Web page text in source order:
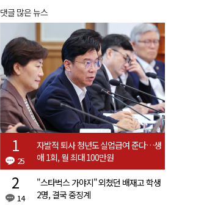
댓글 많은 뉴스
25
자발적 퇴사 청년도 실업급여 준다…생
애 1회, 월 최대 100만원
14
"스타벅스 가야지" 외쳤던 배재고 학생
2명, 결국 중징계